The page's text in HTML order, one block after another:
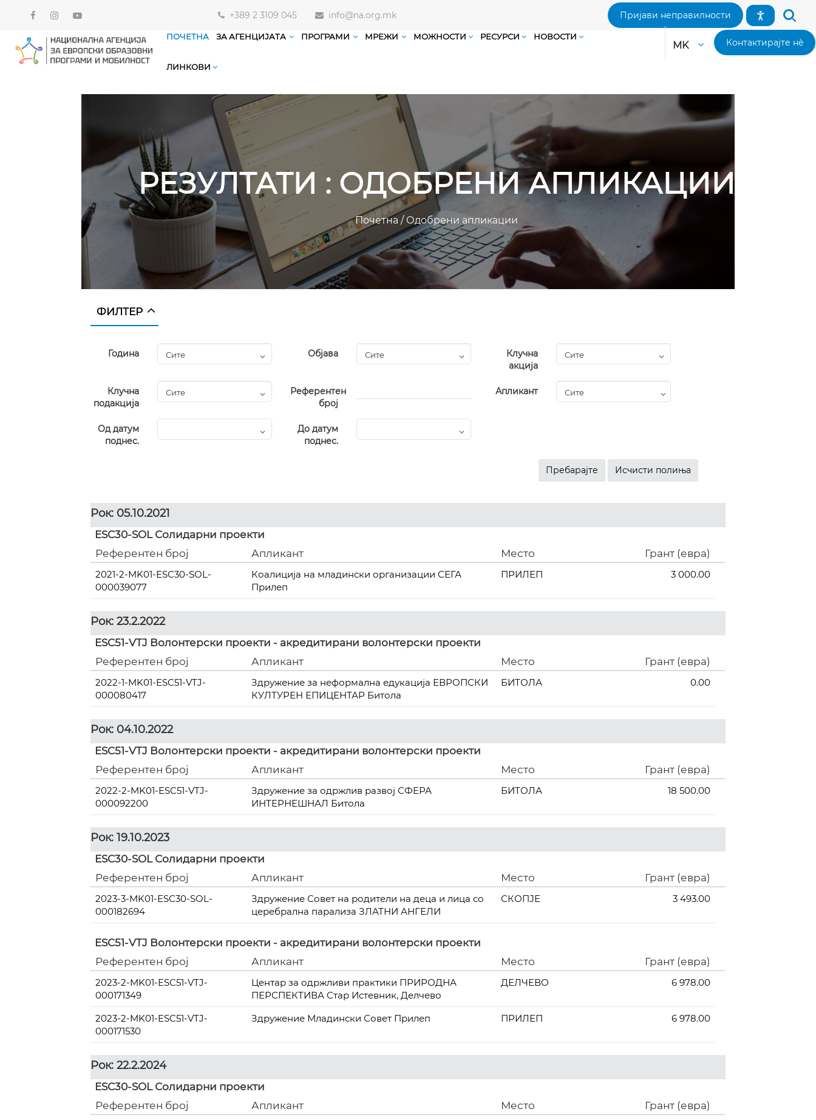
+389 2 3109 045 info@na.org.mk Пријави неправилности
ПОЧЕТНА ЗА АГЕНЦИЈАТА ПРОГРАМИ МРЕЖИ МОЖНОСТИ РЕСУРСИ НОВОСТИ
ЛИНКОВИ
MK Контактирајте нè
РЕЗУЛТАТИ : ОДОБРЕНИ АПЛИКАЦИИ
Почетна/Одобрени апликации
ФИЛТЕР
Година Објава
Клучна
акција
Клучна
подакција
Референтен
број
Апликант
Од датум
поднес.
До датум
поднес.
Рок: 05.10.2021
ESC30-SOL Солидарни проекти
Референтен број
Апликант Место Грант (евра)
2021-2-MK01-ESC30-SOL-
000039077
Коалиција на младински организации СЕГА
Прилеп
ПРИЛЕП 3 000.00
Рок: 23.2.2022
ESC51-VTJ Волонтерски проекти - акредитирани волонтерски проекти
Референтен број
Апликант Место Грант (евра)
2022-1-MK01-ESC51-VTJ-
000080417
Здружение за неформална едукација ЕВРОПСКИ
КУЛТУРЕН ЕПИЦЕНТАР Битола
БИТОЛА 0.00
Рок: 04.10.2022
ESC51-VTJ Волонтерски проекти - акредитирани волонтерски проекти
Референтен број
Апликант Место Грант (евра)
2022-2-MK01-ESC51-VTJ-
000092200
Здружение за одржлив развој СФЕРА
ИНТЕРНЕШНАЛ Битола
БИТОЛА 18 500.00
Рок: 19.10.2023
ESC30-SOL Солидарни проекти
Референтен број
Апликант Место Грант (евра)
2023-3-MK01-ESC30-SOL-
000182694
Здружение Совет на родители на деца и лица со
церебрална парализа ЗЛАТНИ АНГЕЛИ
СКОПЈЕ 3 493.00
ESC51-VTJ Волонтерски проекти - акредитирани волонтерски проекти
Референтен број
Апликант Место Грант (евра)
2023-2-MK01-ESC51-VTJ-
000171349
Центар за одржливи практики ПРИРОДНА
ПЕРСПЕКТИВА Стар Истевник, Делчево
ДЕЛЧЕВО 6 978.00
2023-2-MK01-ESC51-VTJ-
000171530
Здружение Младински Совет Прилеп ПРИЛЕП 6 978.00
Рок: 22.2.2024
ESC30-SOL Солидарни проекти
Референтен број
Апликант Место Грант (евра)